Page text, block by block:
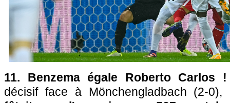
11. Benzema égale Roberto Carlos
décisif face à Mönchengladbach (2-0),